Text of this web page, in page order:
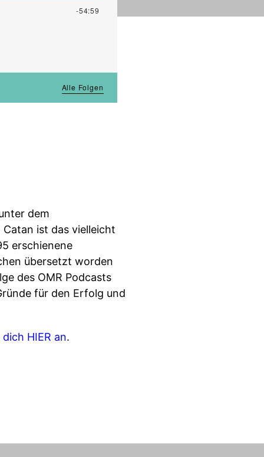
dem
ist das vielleicht
erschienene
übersetzt worden
des OMR Podcasts
für den Erfolg und
dich HIER an.